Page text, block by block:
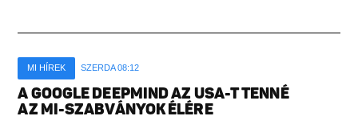
MI HÍREK SZERDA 08:12
A GOOGLE DEEPMIND AZ USA-T TENNÉ
AZ MI-SZABVÁNYOK ÉLÉRE